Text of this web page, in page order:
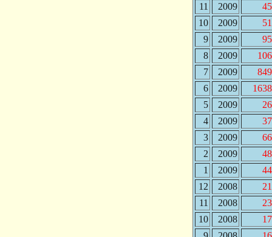
11
2009
10
2009
9
2009
8
2009
7
2009
6
2009
5
2009
4
2009
3
2009
2
2009
1
2009
12
2008
11
2008
10
2008